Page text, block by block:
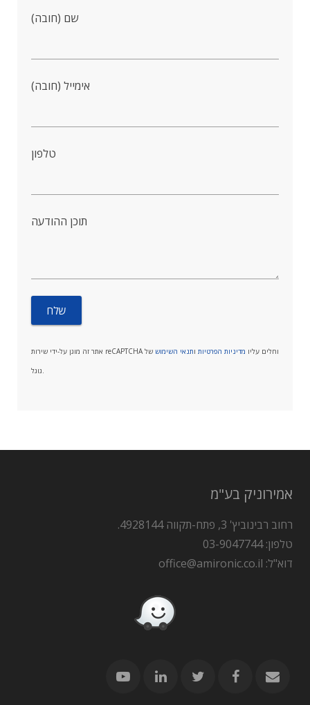
שם (חובה)
אימייל (חובה)
טלפון
תוכן ההודעה
אתר זה מוגן על-ידי שירות reCAPTCHA וחלים עליו מדיניות הפרטיות ותנאי השימוש של
גוגל.
אמירוניק בע"מ
רחוב רבינוביץ' 3, פתח-תקווה 4928144.
טלפון: 03-9047744
דוא"ל: office@amironic.co.il